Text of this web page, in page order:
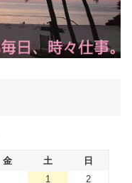
金 土
日
1
2